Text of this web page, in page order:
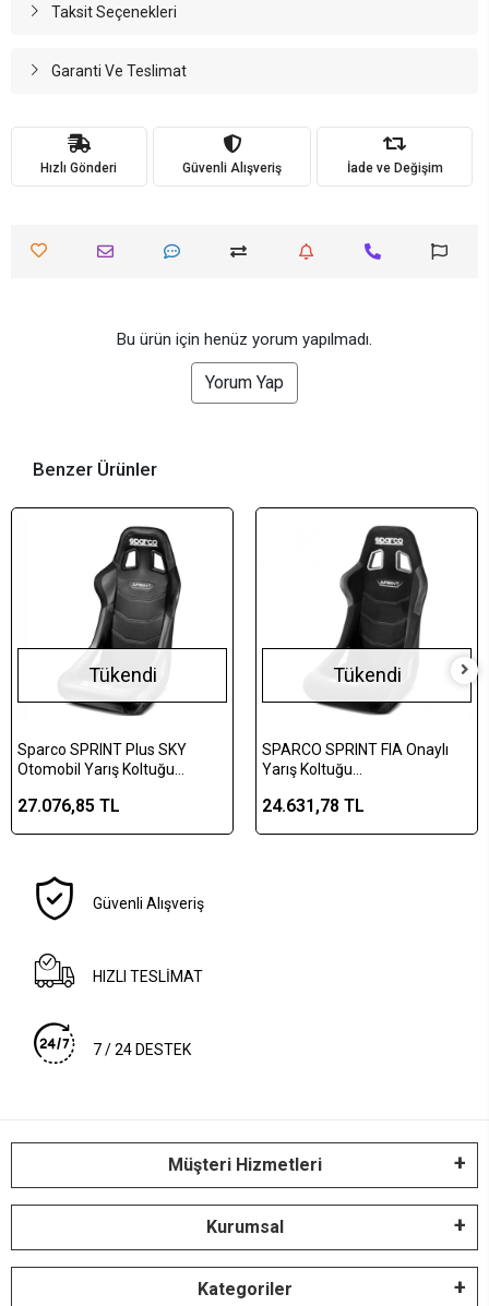
Taksit Seçenekleri
Garanti Ve Teslimat
Hızlı Gönderi Güvenli Alışveriş İade ve Değişim
Bu ürün için henüz yorum yapılmadı.
Yorum Yap
Benzer Ürünler
Tükendi
Sparco SPRINT Plus SKY
Otomobil Yarış Koltuğu
BRR0004B0K0100N
27.076,85 TL
Tükendi
SPARCO SPRINT FIA Onaylı
Yarış Koltuğu
24.631,78 TL
Güvenli Alışveriş
HIZLI TESLİMAT
7 / 24 DESTEK
Müşteri Hizmetleri
Kurumsal
Kategoriler